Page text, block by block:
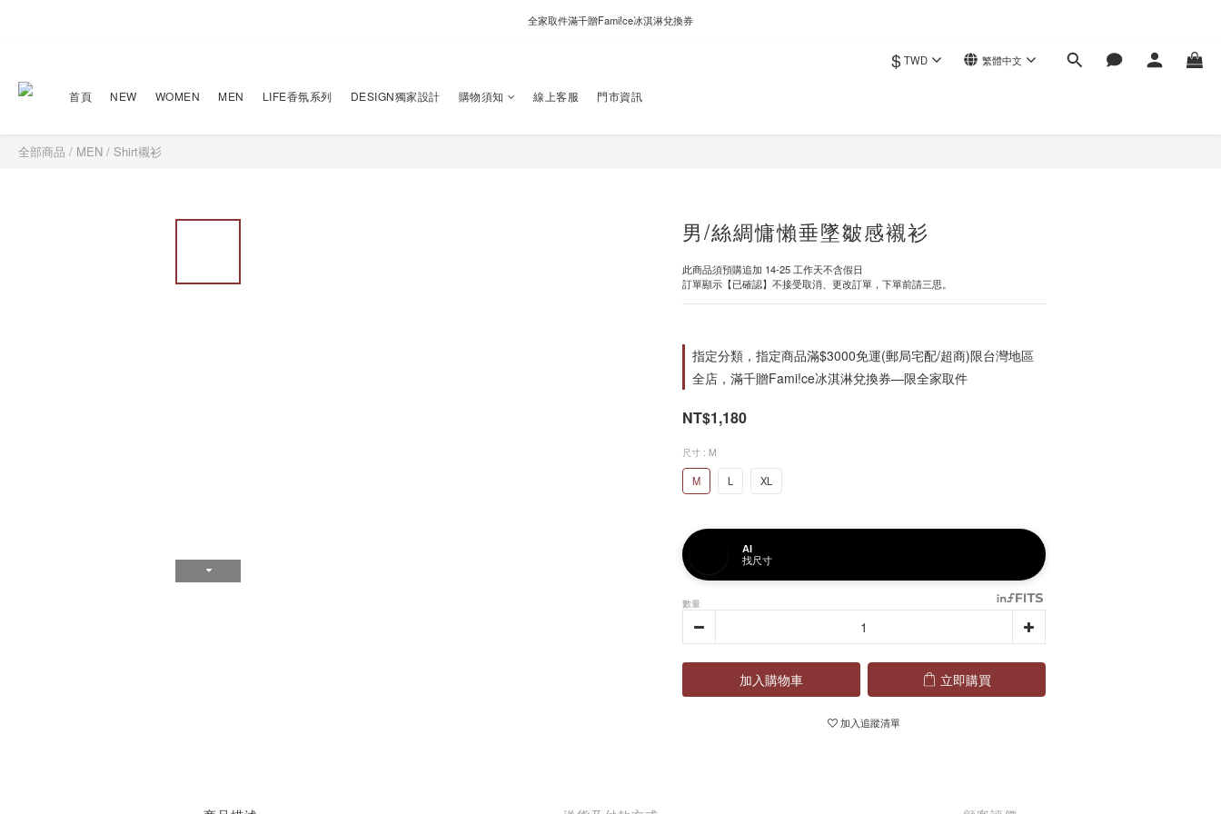
新自製款系列首批限時優惠｜單件95折，任兩件9折
全家取件滿千贈Fami!ce冰淇淋兌換券
$ TWD 繁體中文
首頁 NEW WOMEN MEN LIFE香氛系列 DESIGN獨家設計 購物須知 線上客服 門市資訊
全部商品 / MEN / Shirt襯衫
男/絲綢慵懶垂墜皺感襯衫
此商品須預購追加 14-25 工作天不含假日
訂單顯示【已確認】不接受取消、更改訂單，下單前請三思。
指定分類，指定商品滿$3000免運(郵局宅配/超商)限台灣地區
全店，滿千贈Fami!ce冰淇淋兌換券—限全家取件
NT$1,180
尺寸 : M
M L XL
AI
找尺寸
數量
加入購物車 立即購買
加入追蹤清單